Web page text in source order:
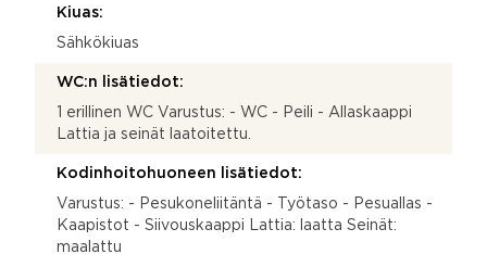
Kiuas:
Sähkökiuas
WC:n lisätiedot:
1 erillinen WC Varustus: - WC - Peili - Allaskaappi
Lattia ja seinät laatoitettu.
Kodinhoitohuoneen lisätiedot:
Varustus: - Pesukoneliitäntä - Työtaso - Pesuallas -
Kaapistot - Siivouskaappi Lattia: laatta Seinät:
maalattu